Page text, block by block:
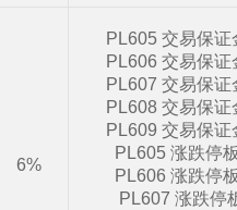
6%
PL605 交易保
PL606 交易保
PL607 交易保
PL608 交易保
PL609 交易保
PL605 涨跌停
PL606 涨跌停
PL607 涨跌停